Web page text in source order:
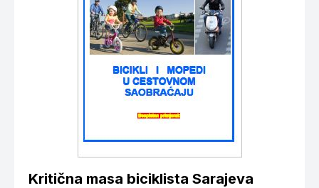
Kritična masa biciklista Sarajeva